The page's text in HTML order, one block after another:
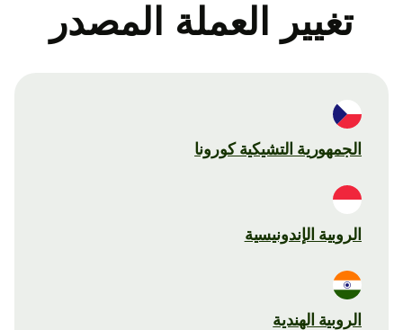
تغيير العملة المصدر
الجمهورية التشيكية كورونا
الروبية الإندونيسية
الروبية الهندية